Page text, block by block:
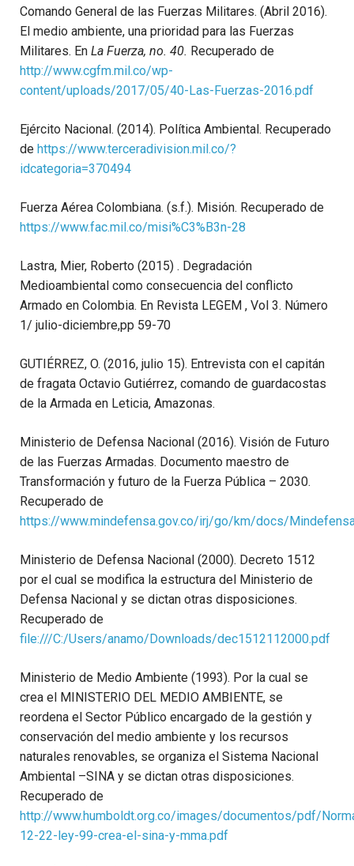
Comando General de las Fuerzas Militares. (Abril 2016).
El medio ambiente, una prioridad para las Fuerzas
Militares. En La Fuerza, no. 40. Recuperado de
http://www.cgfm.mil.co/wp-
content/uploads/2017/05/40-Las-Fuerzas-2016.pdf
Ejército Nacional. (2014). Política Ambiental. Recuperado
de https://www.terceradivision.mil.co/?
idcategoria=370494
Fuerza Aérea Colombiana. (s.f.). Misión. Recuperado de
https://www.fac.mil.co/misi%C3%B3n-28
Lastra, Mier, Roberto (2015) . Degradación
Medioambiental como consecuencia del conflicto
Armado en Colombia. En Revista LEGEM , Vol 3. Número
1/ julio-diciembre,pp 59-70
GUTIÉRREZ, O. (2016, julio 15). Entrevista con el capitán
de fragata Octavio Gutiérrez, comando de guardacostas
de la Armada en Leticia, Amazonas.
Ministerio de Defensa Nacional (2016). Visión de Futuro
de las Fuerzas Armadas. Documento maestro de
Transformación y futuro de la Fuerza Pública – 2030.
Recuperado de
https://www.mindefensa.gov.co/irj/go/km/docs/
Ministerio de Defensa Nacional (2000). Decreto 1512
por el cual se modifica la estructura del Ministerio de
Defensa Nacional y se dictan otras disposiciones.
Recuperado de
file:///C:/Users/anamo/Downloads/dec1512112000.pdf
Ministerio de Medio Ambiente (1993). Por la cual se
crea el MINISTERIO DEL MEDIO AMBIENTE, se
reordena el Sector Público encargado de la gestión y
conservación del medio ambiente y los recursos
naturales renovables, se organiza el Sistema Nacional
Ambiental –SINA y se dictan otras disposiciones.
Recuperado de
http://www.humboldt.org.co/images/documentos/pdf/
12-22-ley-99-crea-el-sina-y-mma.pdf